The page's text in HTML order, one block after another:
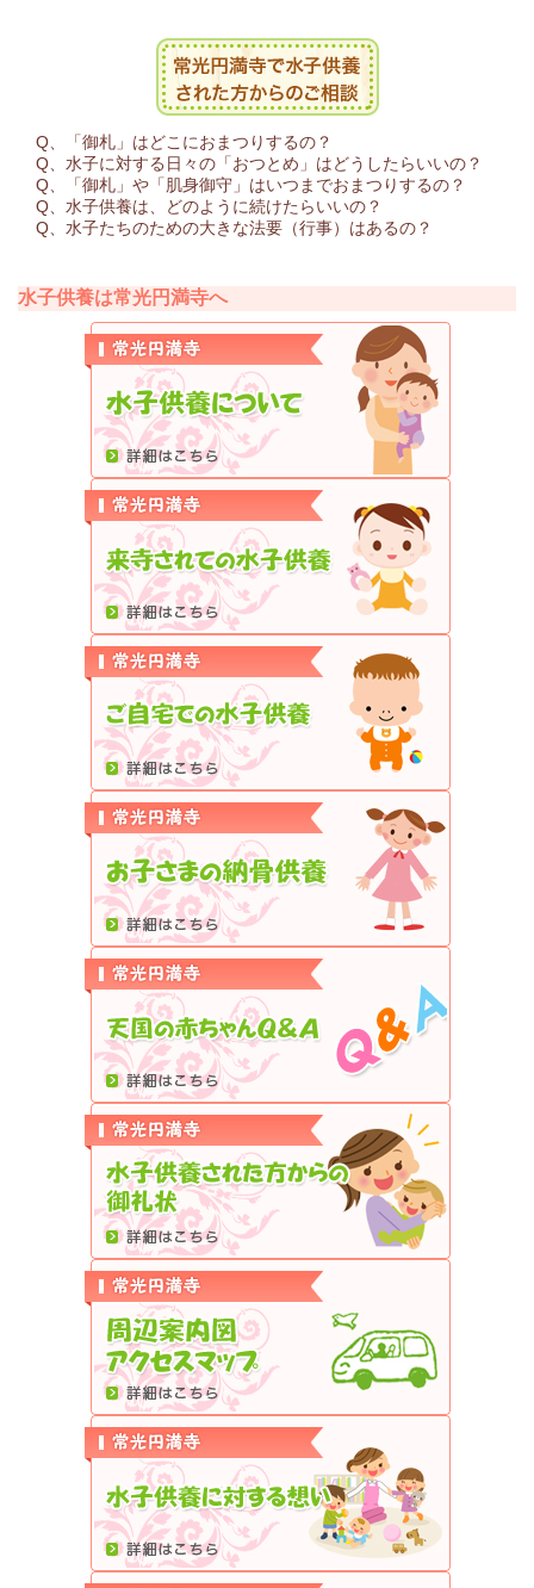
Q、「御札」はどこにおまつりするの？
Q、水子に対する日々の「おつとめ」はどうしたらいいの？
Q、「御札」や「肌身御守」はいつまでおまつりするの？
Q、水子供養は、どのように続けたらいいの？
Q、水子たちのための大きな法要（行事）はあるの？
水子供養は常光円満寺へ